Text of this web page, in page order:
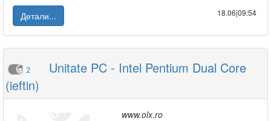
Детали...
18.06|09:54
2
Unitate PC - Intel Pentium Dual Core
(ieftin)
www.olx.ro